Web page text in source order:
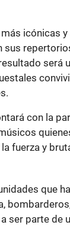
icónicas
sus
será
con la
fuerza y
que
ser parte de